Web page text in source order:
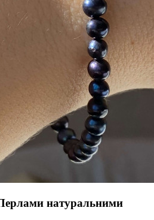
натуральними